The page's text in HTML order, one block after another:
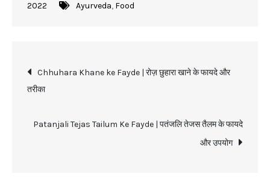
2022
Ayurveda, Food
Post
navigation
Chhuhara Khane ke Fayde | रोज़ छुहारा खाने के फायदे और
तरीका
Patanjali Tejas Tailum Ke Fayde | पतंजलि तेजस तैलम के फायदे
और उपयोग